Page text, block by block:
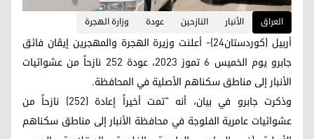
العراق الأنبار النازحين عودة وزارة الهجرة
أربيل (كوردستان24)- أعلنت وزيرة الهجرة والمهجرين إيڨان فائق
جابرو يوم الخميس 6 تموز 2023، عودة 252 نازحاً من عشوائيات
الأنبار إلى مناطق سكناهم الأصلية في المحافظة.
وذكرت جابرو في بيان، أنه "تمت أخيراً إعادة (252) نازحاً من
عشوائيات عامرية الفلوجة في محافظة الأنبار إلى مناطق سكناهم